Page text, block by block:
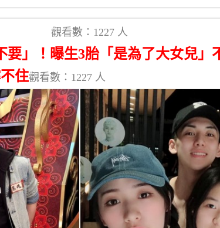
觀看數：1227 人
要」！曝生3胎「是為了大女兒
住觀看數：1227 人